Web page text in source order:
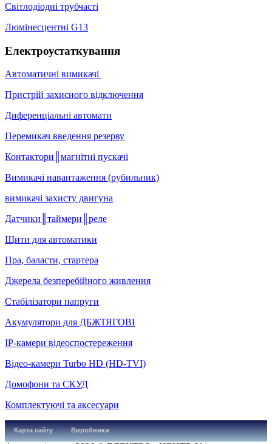
Світлодіодні трубчасті
Люмінесцентні G13
Електроустаткування
Автоматичні вимикачі
Пристрій захисного відключення
Диференціальні автомати
Перемикач введення резерву
Контактори║магнітні пускачі
Вимикачі навантаження (рубильник)
вимикачі захисту двигуна
Датчики║таймери║реле
Щити для автоматики
Пра, баласти, стартера
Джерела безперебійного живлення
Стабілізатори напруги
Акумулятори для ДБЖТЯГОВІ
IP-камери відеоспостереження
Відео-камери Turbo HD (HD-TVI)
Домофони та СКУД
Комплектуючі та аксесуари
Карта сайту Виробники